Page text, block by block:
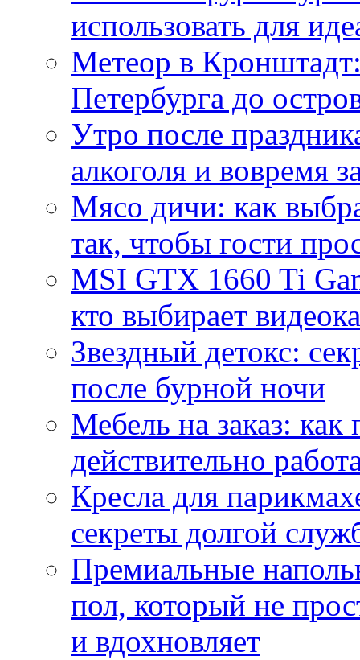
использовать для
Метеор в
Петербурга до
Утро после
алкоголя и вовремя
Мясо дичи: как
так, чтобы гости
MSI GTX 1660 Ti
кто выбирает
Звездный детокс:
после бурной ночи
Мебель на заказ:
действительно
Кресла для
секреты долгой
Премиальные
пол, который не
и вдохновляет